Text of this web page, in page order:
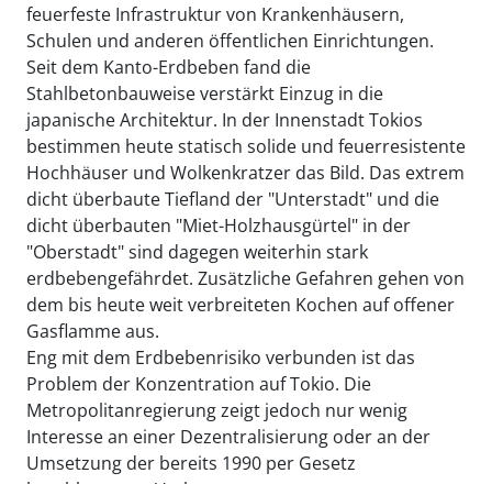
feuerfeste Infrastruktur von Krankenhäusern,
Schulen und anderen öffentlichen Einrichtungen.
Seit dem Kanto-Erdbeben fand die
Stahlbetonbauweise verstärkt Einzug in die
japanische Architektur. In der Innenstadt Tokios
bestimmen heute statisch solide und feuerresistente
Hochhäuser und Wolkenkratzer das Bild. Das extrem
dicht überbaute Tiefland der "Unterstadt" und die
dicht überbauten "Miet-Holzhausgürtel" in der
"Oberstadt" sind dagegen weiterhin stark
erdbebengefährdet. Zusätzliche Gefahren gehen von
dem bis heute weit verbreiteten Kochen auf offener
Gasflamme aus.
Eng mit dem Erdbebenrisiko verbunden ist das
Problem der Konzentration auf Tokio. Die
Metropolitanregierung zeigt jedoch nur wenig
Interesse an einer Dezentralisierung oder an der
Umsetzung der bereits 1990 per Gesetz